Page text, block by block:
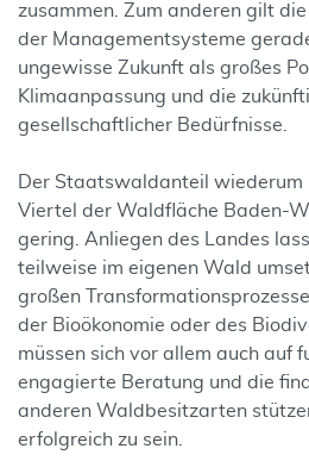
zusammen. Zum anderen gilt
der Managementsysteme
ungewisse Zukunft als großes
Klimaanpassung und die
gesellschaftlicher Bedürfnisse.
Der Staatswaldanteil
Viertel der Waldfläche Baden-
gering. Anliegen des Landes
teilweise im eigenen Wald
großen
der Bioökonomie oder des
müssen sich vor allem auch auf
engagierte Beratung und die
anderen Waldbesitzarten
erfolgreich zu sein.